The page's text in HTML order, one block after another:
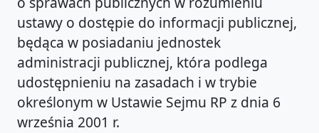
ustawy o dostępie do informacji publicznej,
będąca w posiadaniu jednostek
administracji publicznej, która podlega
udostępnieniu na zasadach i w trybie
określonym w Ustawie Sejmu RP z dnia 6
września 2001 r.